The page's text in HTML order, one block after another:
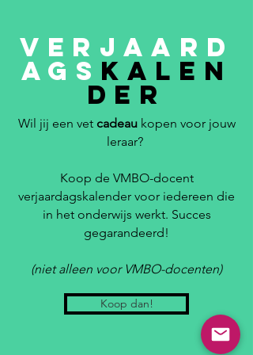
Verjaard
ags Kalen
der
Wil jij een vet cadeau kopen voor jouw
leraar?
Koop de VMBO-docent
verjaardagskalender voor iedereen die
in het onderwijs werkt. Succes
gegarandeerd!
(niet alleen voor VMBO-docenten)
Koop dan!